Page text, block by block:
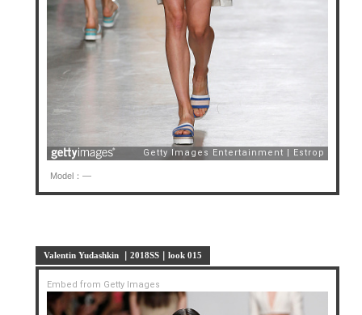
Model：—
Valentin Yudashkin ｜2018SS｜look 015
Embed from Getty Images